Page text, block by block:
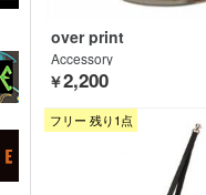
over print
Accessory
￥2,200
フリー 残り1点